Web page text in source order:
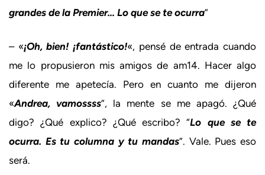
grandes de la Premier… Lo que se te ocurra”
– «¡Oh, bien! ¡fantástico!«, pensé de entrada cuando
me lo propusieron mis amigos de am14. Hacer algo
diferente me apetecía. Pero en cuanto me dijeron
«Andrea, vamossss”, la mente se me apagó. ¿Qué
digo? ¿Qué explico? ¿Qué escribo? “Lo que se te
ocurra. Es tu columna y tu mandas”. Vale. Pues eso
será.